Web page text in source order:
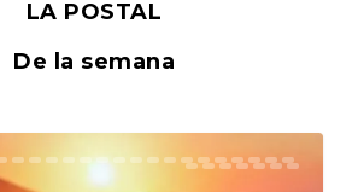
LA POSTAL
De la semana